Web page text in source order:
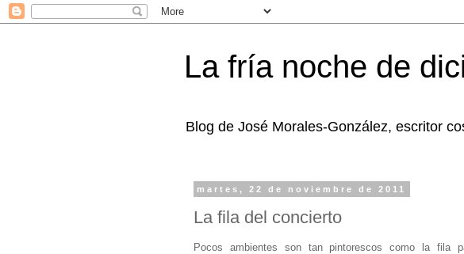
La fría noche de
Blog de José Morales-González, escritor
martes, 22 de noviembre de 2011
La fila del concierto
Pocos ambientes son tan pintorescos como la fila